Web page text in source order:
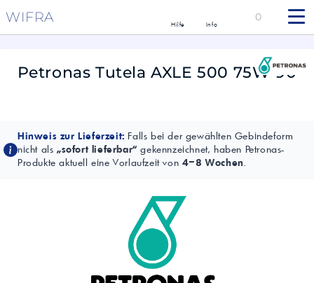
WIFRA Hilfe Info
0
Petronas Tutela AXLE 500 75W-90
Hinweis zur Lieferzeit: Falls bei der gewählten Gebindeform
nicht als „sofort lieferbar“ gekennzeichnet, haben Petronas-
Produkte aktuell eine Vorlaufzeit von 4–8 Wochen.